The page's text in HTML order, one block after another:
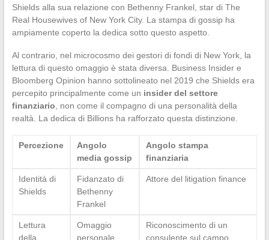
Shields alla sua relazione con Bethenny Frankel, star di The
Real Housewives of New York City. La stampa di gossip ha
ampiamente coperto la dedica sotto questo aspetto.
Al contrario, nel microcosmo dei gestori di fondi di New York, la
lettura di questo omaggio è stata diversa. Business Insider e
Bloomberg Opinion hanno sottolineato nel 2019 che Shields era
percepito principalmente come un insider del settore
finanziario , non come il compagno di una personalità della
realtà. La dedica di Billions ha rafforzato questa distinzione.
Percezione
Angolo
media gossip
Angolo stampa
finanziaria
Identità di
Shields
Fidanzato di
Bethenny
Frankel
Attore del litigation finance
Lettura
della
Omaggio
personale,
Riconoscimento di un
consulente sul campo